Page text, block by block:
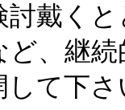
討戴く
ど、継
て下さ